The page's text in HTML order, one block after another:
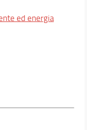
ed energia